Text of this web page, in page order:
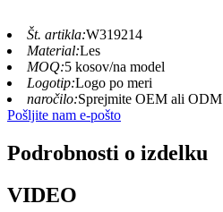
Št. artikla:W319214
Material:Les
MOQ:5 kosov/na model
Logotip:Logo po meri
naročilo:Sprejmite OEM ali ODM
Pošljite nam e-pošto
Podrobnosti o izdelku
VIDEO